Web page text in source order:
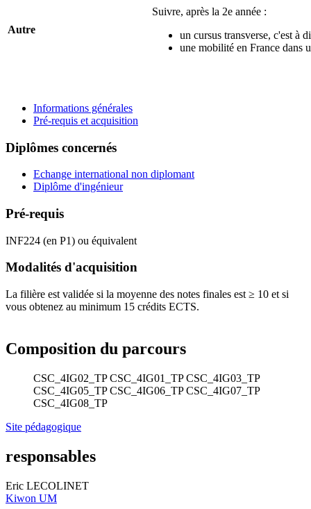
Autre
Suivre, après la 2e année :
un cursus transverse, c'est à
une mobilité en France dans
Informations générales
Pré-requis et acquisition
Diplômes concernés
Echange international non diplomant
Diplôme d'ingénieur
Pré-requis
INF224 (en P1) ou équivalent
Modalités d'acquisition
La filière est validée si la moyenne des notes finales est ≥ 10 et si
vous obtenez au minimum 15 crédits ECTS.
Composition du parcours
CSC_4IG02_TP CSC_4IG01_TP CSC_4IG03_TP
CSC_4IG05_TP CSC_4IG06_TP CSC_4IG07_TP
CSC_4IG08_TP
Site pédagogique
responsables
Eric LECOLINET
Kiwon UM